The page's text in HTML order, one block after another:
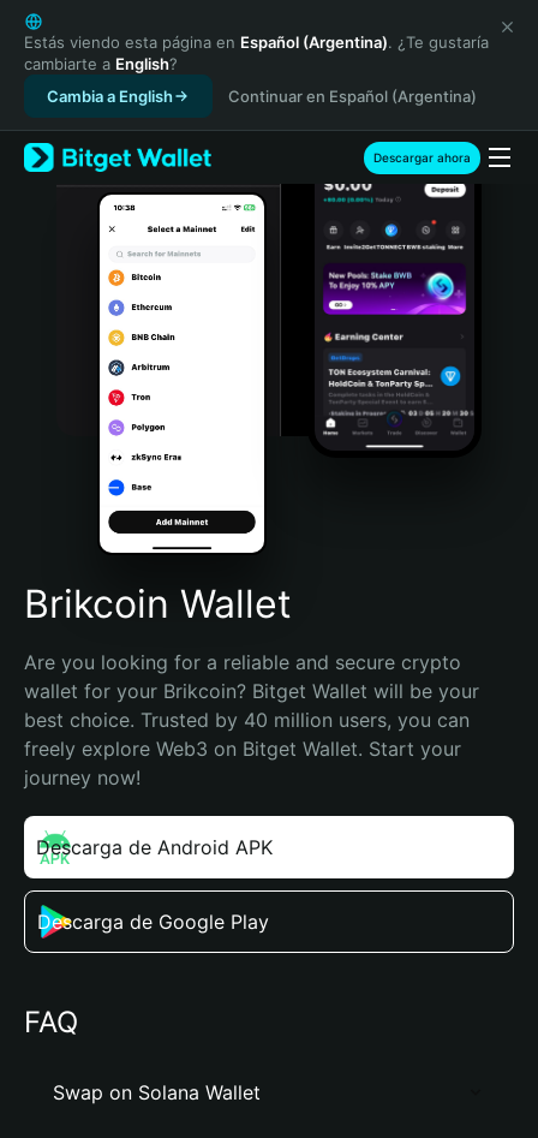
English
日本語
Tiếng Việt
Русский
Español (Latinoamérica)
Türkçe
Italiano
Português (Portugal)
Bahasa Indonesia
Português (Brasil)
Español (Argentina)
Estás viendo esta página en Español (Argentina). ¿Te gustaría
cambiarte a English?
Cambia a English
Continuar en Español (Argentina)
Descargar ahora
Brikcoin Wallet
Are you looking for a reliable and secure crypto
wallet for your Brikcoin? Bitget Wallet will be your
best choice. Trusted by 40 million users, you can
freely explore Web3 on Bitget Wallet. Start your
journey now!
Descarga de Android APK
Descarga de Google Play
FAQ
Swap on Solana Wallet